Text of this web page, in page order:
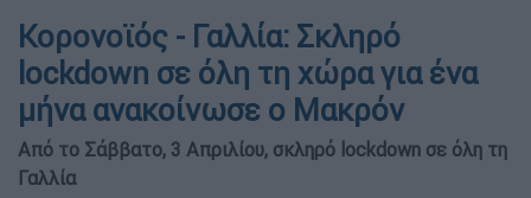
Κορονοϊός - Γαλλία: Σκληρό
lockdown σε όλη τη χώρα για ένα
μήνα ανακοίνωσε ο Μακρόν
Από το Σάββατο, 3 Απριλίου, σκληρό lockdown σε όλη τη
Γαλλία